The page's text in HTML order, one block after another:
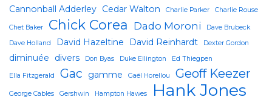
Cannonball Adderley Cedar Walton Charlie Parker Charlie Rouse
Chet Baker Chick Corea Dado Moroni
Dave Brubeck
Dave Holland
David Hazeltine David Reinhardt Dexter Gordon
diminuée divers Don Byas Duke Ellington Ed Thiegpen
Ella Fitzgerald Gac gamme Gaël Horellou Geoff Keezer
George Cables Gershwin Hampton Hawes Hank Jones